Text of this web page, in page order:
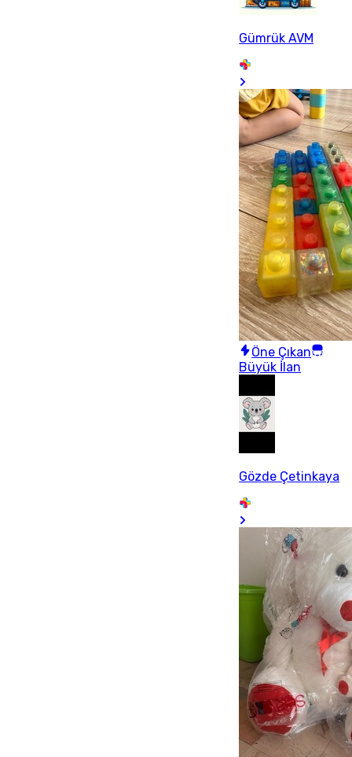
Gümrük AVM
Öne Çıkan
Büyük İlan
Gözde Çetinkaya